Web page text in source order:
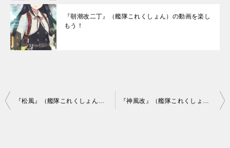
『朝潮改二丁』（艦隊これくしょん）の動画を楽し
もう！
投